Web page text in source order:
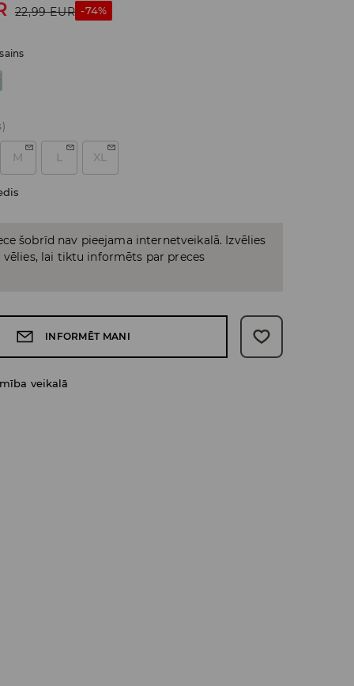
22,99 EUR -74%
M L XL
šobrīd nav pieejama internetveikalā. Izvēlies
vēlies, lai tiktu informēts par preces
INFORMĒT MANI
veikalā